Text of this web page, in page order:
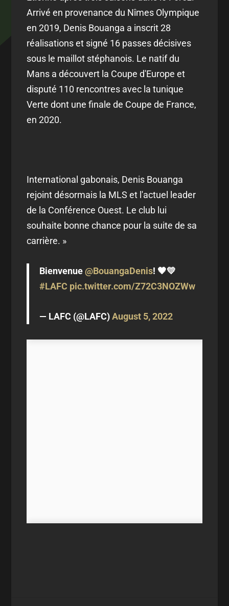
Arrivé en provenance du Nîmes Olympique
en 2019, Denis Bouanga a inscrit 28
réalisations et signé 16 passes décisives
sous le maillot stéphanois. Le natif du
Mans a découvert la Coupe d'Europe et
disputé 110 rencontres avec la tunique
Verte dont une finale de Coupe de France,
en 2020.
International gabonais, Denis Bouanga
rejoint désormais la MLS et l'actuel leader
de la Conférence Ouest. Le club lui
souhaite bonne chance pour la suite de sa
carrière. »
Bienvenue@BouangaDenis! 🖤💛
#LAFC pic.twitter.com/Z72C3NOZWw
— LAFC (@LAFC)August 5, 2022